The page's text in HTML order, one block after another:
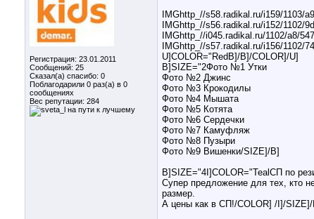
Регистрация: 23.01.2011
Сообщений: 25
Сказал(а) спасибо: 0
Поблагодарили 0 раз(а) в 0
сообщениях
Вес репутации: 284
IMGhttp_//s58.radikal.ru/i159/1103/
IMGhttp_//s56.radikal.ru/i152/1102/
IMGhttp_//i045.radikal.ru/1102/a8/
IMGhttp_//s57.radikal.ru/i156/1102/
U]COLOR="RedB]/B]/COLOR]/U]
B]SIZE="2Фото №1 Утки
Фото №2 Джинс
Фото №3 Крокодилы
Фото №4 Мышата
Фото №5 Котята
Фото №6 Сердечки
Фото №7 Камуфляж
Фото №8 Пузыри
Фото №9 Вишенки/SIZE]/B]
B]SIZE="4I]COLOR="TealСП по
Супер предложение для тех, кто
размер.
А цены как в СП!/COLOR] /I]/SIZE]/